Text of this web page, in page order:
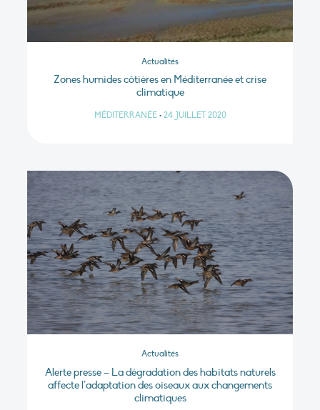
Actualités
Zones humides côtières en Méditerranée et crise
climatique
MÉDITERRANÉE • 24 JUILLET 2020
Actualités
Alerte presse – La dégradation des habitats naturels
affecte l’adaptation des oiseaux aux changements
climatiques